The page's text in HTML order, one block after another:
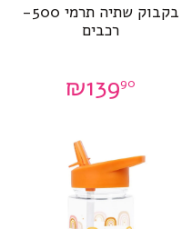
בקבוק שתיה תרמי 500-
רכבים
₪13990